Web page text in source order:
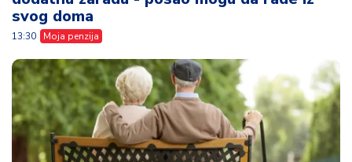
svog doma
13:30 Moja penzija